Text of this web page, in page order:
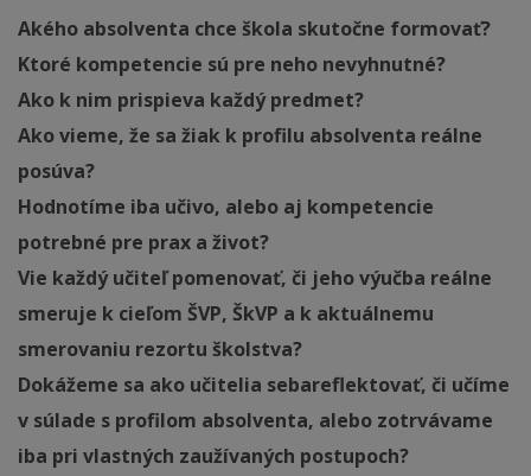
Akého absolventa chce škola skutočne formovať?
Ktoré kompetencie sú pre neho nevyhnutné?
Ako k nim prispieva každý predmet?
Ako vieme, že sa žiak k profilu absolventa reálne
posúva?
Hodnotíme iba učivo, alebo aj kompetencie
potrebné pre prax a život?
Vie každý učiteľ pomenovať, či jeho výučba reálne
smeruje k cieľom ŠVP, ŠkVP a k aktuálnemu
smerovaniu rezortu školstva?
Dokážeme sa ako učitelia sebareflektovať, či učíme
v súlade s profilom absolventa, alebo zotrvávame
iba pri vlastných zaužívaných postupoch?